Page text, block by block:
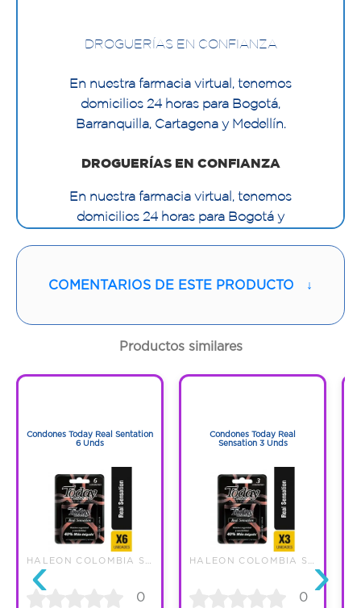
DROGUERÍAS EN CONFIANZA
En nuestra farmacia virtual, tenemos
domicilios 24 horas para Bogotá,
Barranquilla, Cartagena y Medellín.
DROGUERÍAS EN CONFIANZA
En nuestra farmacia virtual, tenemos
domicilios 24 horas para Bogotá y
Características:
hombre y más estimulación para la mujer.
COMENTARIOS DE ESTE PRODUCTO ↓
Productos similares
‹
Condones Today Real Sentation
6 Unds
0
Condones Today Real
Sensation 3 Unds
0 ›